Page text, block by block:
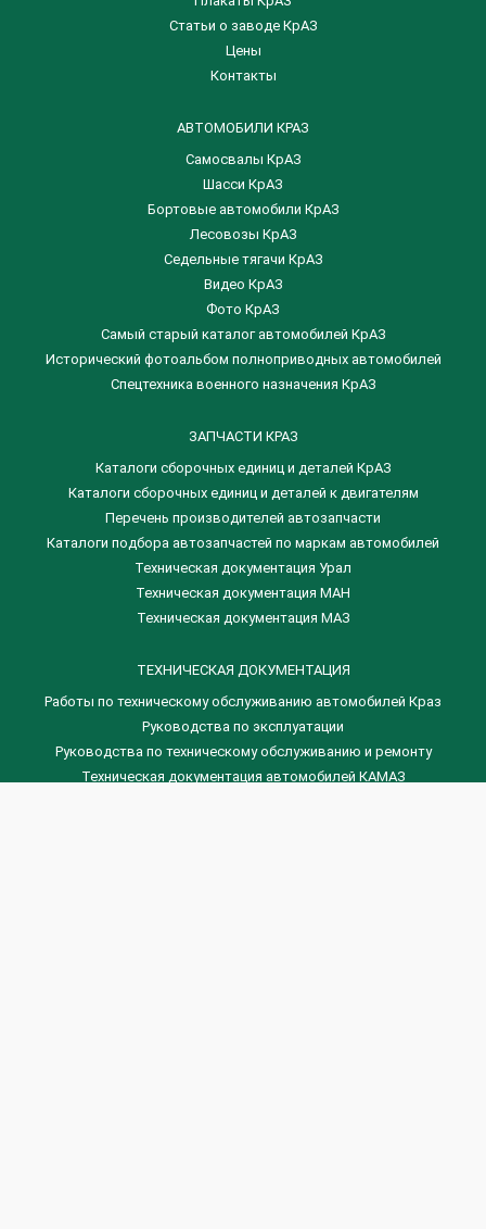
Статьи о заводе КрАЗ
Цены
Контакты
АВТОМОБИЛИ КРАЗ
Самосвалы КрАЗ
Шасси КрАЗ
Бортовые автомобили КрАЗ
Лесовозы КрАЗ
Седельные тягачи КрАЗ
Видео КрАЗ
Фото КрАЗ
Самый старый каталог автомобилей КрАЗ
Исторический фотоальбом полноприводных автомобилей
Спецтехника военного назначения КрАЗ
ЗАПЧАСТИ КРАЗ
Каталоги сборочных единиц и деталей КрАЗ
​Каталоги сборочных единиц и деталей к двигателям
Перечень производителей автозапчасти
Каталоги подбора автозапчастей по маркам автомобилей
Техническая документация Урал
Техническая документация МАН
Техническая документация МАЗ
ТЕХНИЧЕСКАЯ ДОКУМЕНТАЦИЯ
Работы по техническому обслуживанию автомобилей Краз
Руководства по эксплуатации
Руководства по техническому обслуживанию и ремонту
Техническая документация автомобилей КАМАЗ